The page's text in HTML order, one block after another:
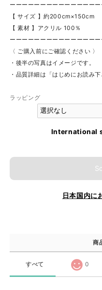
ーーーーーーーーーーーーーーー
【 サイズ 】約200cm×150cm
【 素材 】アクリル 100％
ーーーーーーーーーーーーーーー
〈 ご購入前にご確認ください 〉
・後半の写真はイメージです。
・品質詳細は「はじめにお読み
ラッピング
International
日本国内に
商
すべて 0